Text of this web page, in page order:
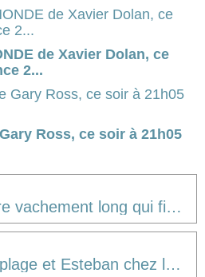
de Xavier Dolan, ce
2...
Ross, ce soir à 21h05
"Le film qui a un titre vachement long qui finit par TS SPIVET" de Jean-Pierre Jeunet [critique]
Après Martine à la plage et Esteban chez les Maya, LES MYSTERIEUSES CITÉS D'OR (saison 2) en Chine ! [critique]